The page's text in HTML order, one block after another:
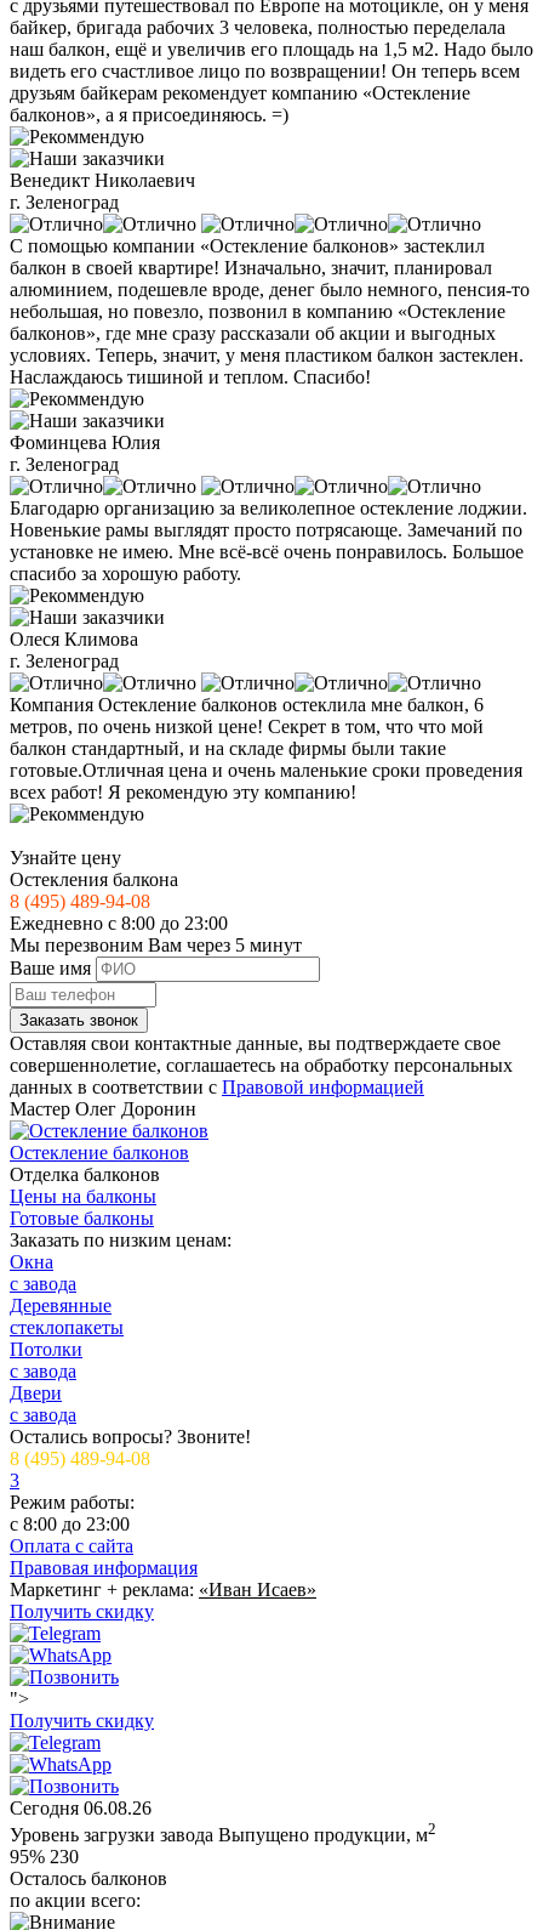
с друзьями путешествовал по Европе на мотоцикле, он у меня
байкер, бригада рабочих 3 человека, полностью переделала
наш балкон, ещё и увеличив его площадь на 1,5 м2. Надо было
видеть его счастливое лицо по возвращении! Он теперь всем
друзьям байкерам рекомендует компанию «Остекление
балконов», а я присоединяюсь. =)
Венедикт Николаевич
г. Зеленоград
С помощью компании «Остекление балконов» застеклил
балкон в своей квартире! Изначально, значит, планировал
алюминием, подешевле вроде, денег было немного, пенсия-то
небольшая, но повезло, позвонил в компанию «Остекление
балконов», где мне сразу рассказали об акции и выгодных
условиях. Теперь, значит, у меня пластиком балкон застеклен.
Наслаждаюсь тишиной и теплом. Спасибо!
Фоминцева Юлия
г. Зеленоград
Благодарю организацию за великолепное остекление лоджии.
Новенькие рамы выглядят просто потрясающе. Замечаний по
установке не имею. Мне всё-всё очень понравилось. Большое
спасибо за хорошую работу.
Олеся Климова
г. Зеленоград
Компания Остекление балконов остеклила мне балкон, 6
метров, по очень низкой цене! Секрет в том, что что мой
балкон стандартный, и на складе фирмы были такие
готовые.Отличная цена и очень маленькие сроки проведения
всех работ! Я рекомендую эту компанию!
Узнайте цену
Остекления балкона
8 (495) 489-94-08
Ежедневно с 8:00 до 23:00
Мы перезвоним Вам через 5 минут
Ваше имя
Заказать звонок
Оставляя свои контактные данные, вы подтверждаете свое
совершеннолетие, соглашаетесь на обработку персональных
данных в соответствии с Правовой информацией
Мастер Олег Доронин
Остекление балконов
Отделка балконов
Цены на балконы
Готовые балконы
Заказать по низким ценам:
Окна
с завода
Деревянные
стеклопакеты
Потолки
с завода
Двери
с завода
Остались вопросы? Звоните!
8 (495) 489-94-08
3
Режим работы:
c 8:00 до 23:00
Оплата с сайта
Правовая информация
Маркетинг + реклама: «Иван Исаев»
Получить скидку
">
Получить скидку
Сегодня 06.08.26
Уровень загрузки завода Выпущено продукции, м2
95% 230
Осталось балконов
по акции всего: